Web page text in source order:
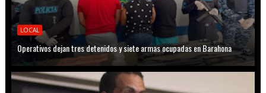
LOCAL
Operativos dejan tres detenidos y siete armas ocupadas en Barahona